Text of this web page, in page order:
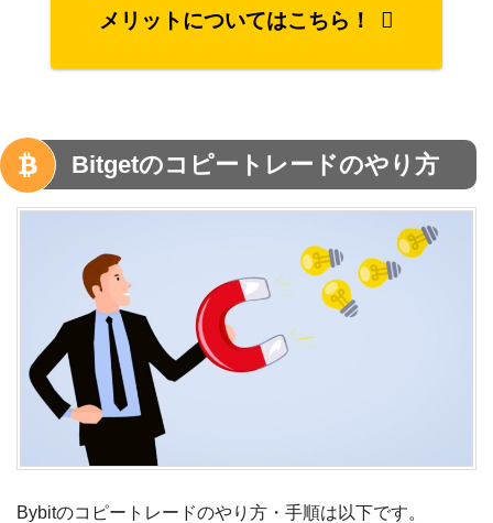
メリットについてはこちら！
Bitgetのコピートレードのやり方
Bybitのコピートレードのやり方・手順は以下です。